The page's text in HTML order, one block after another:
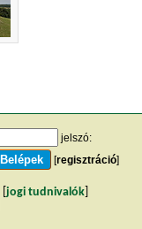
jelszó:
[regisztráció]
jogi tudnivalók